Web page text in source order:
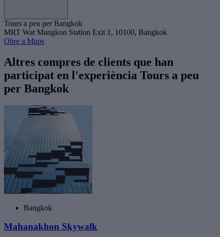
Tours a peu per Bangkok
MRT Wat Mangkon Station Exit 1, 10100, Bangkok
Obre a Maps
Altres compres de clients que han
participat en l'experiència Tours a peu
per Bangkok
Bangkok
Mahanakhon Skywalk